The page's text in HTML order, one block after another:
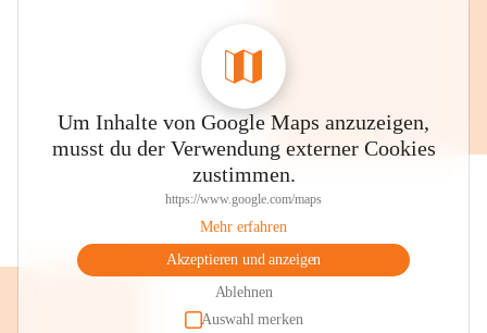
Um Inhalte von Google Maps anzuzeigen,
musst du der Verwendung externer Cookies
zustimmen.
https://www.google.com/maps
Mehr erfahren
Akzeptieren und anzeigen
Ablehnen
Auswahl merken